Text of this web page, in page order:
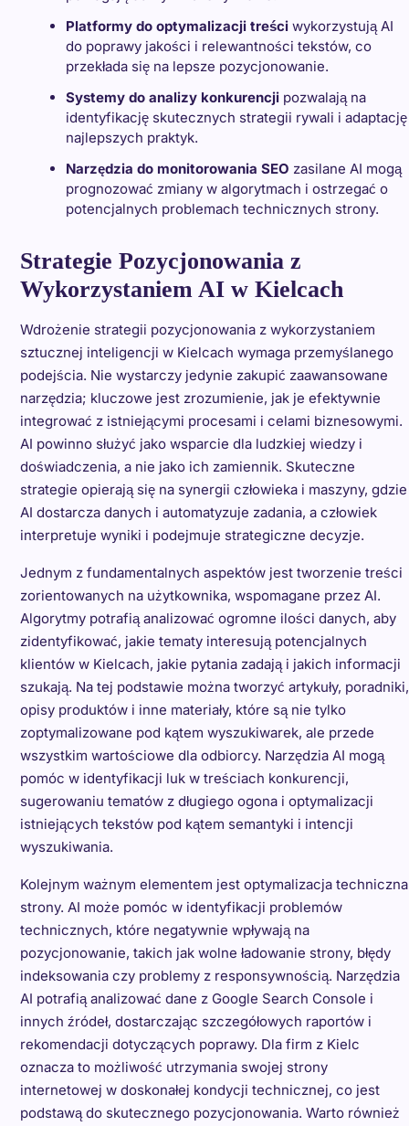
Platformy do optymalizacji treściwykorzystują AI
do poprawy jakości i relewantności tekstów, co
przekłada się na lepsze pozycjonowanie.
Systemy do analizy konkurencjipozwalają na
identyfikację skutecznych strategii rywali i adaptację
najlepszych praktyk.
Narzędzia do monitorowania SEO zasilane AI mogą
prognozować zmiany w algorytmach i ostrzegać o
potencjalnych problemach technicznych strony.
Strategie Pozycjonowania z
Wykorzystaniem AI w Kielcach
Wdrożenie strategii pozycjonowania z wykorzystaniem
sztucznej inteligencji w Kielcach wymaga przemyślanego
podejścia. Nie wystarczy jedynie zakupić zaawansowane
narzędzia; kluczowe jest zrozumienie, jak je efektywnie
integrować z istniejącymi procesami i celami biznesowymi.
AI powinno służyć jako wsparcie dla ludzkiej wiedzy i
doświadczenia, a nie jako ich zamiennik. Skuteczne
strategie opierają się na synergii człowieka i maszyny, gdzie
AI dostarcza danych i automatyzuje zadania, a człowiek
interpretuje wyniki i podejmuje strategiczne decyzje.
Jednym z fundamentalnych aspektów jest tworzenie treści
zorientowanych na użytkownika, wspomagane przez AI.
Algorytmy potrafią analizować ogromne ilości danych, aby
zidentyfikować, jakie tematy interesują potencjalnych
klientów w Kielcach, jakie pytania zadają i jakich informacji
szukają. Na tej podstawie można tworzyć artykuły, poradniki,
opisy produktów i inne materiały, które są nie tylko
zoptymalizowane pod kątem wyszukiwarek, ale przede
wszystkim wartościowe dla odbiorcy. Narzędzia AI mogą
pomóc w identyfikacji luk w treściach konkurencji,
sugerowaniu tematów z długiego ogona i optymalizacji
istniejących tekstów pod kątem semantyki i intencji
wyszukiwania.
Kolejnym ważnym elementem jest optymalizacja techniczna
strony. AI może pomóc w identyfikacji problemów
technicznych, które negatywnie wpływają na
pozycjonowanie, takich jak wolne ładowanie strony, błędy
indeksowania czy problemy z responsywnością. Narzędzia
AI potrafią analizować dane z Google Search Console i
innych źródeł, dostarczając szczegółowych raportów i
rekomendacji dotyczących poprawy. Dla firm z Kielc
oznacza to możliwość utrzymania swojej strony
internetowej w doskonałej kondycji technicznej, co jest
podstawą do skutecznego pozycjonowania. Warto również